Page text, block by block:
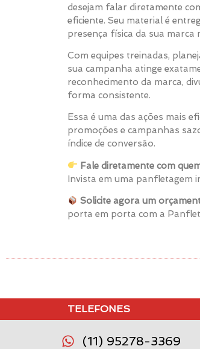
desejam falar diretamente
eficiente. Seu material é
presença física da sua marca
Com equipes treinadas,
sua campanha atinge
reconhecimento da marca,
forma consistente.
Essa é uma das ações mais
promoções e campanhas
índice de conversão.
Fale diretamente com
Invista em uma panfletagem
Solicite agora um
porta em porta com a
TELEFONES
(11) 95278-3369